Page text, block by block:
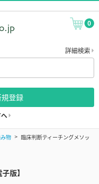
0
詳細検索
登録
物
臨床判断ティーチングメソッ
版】